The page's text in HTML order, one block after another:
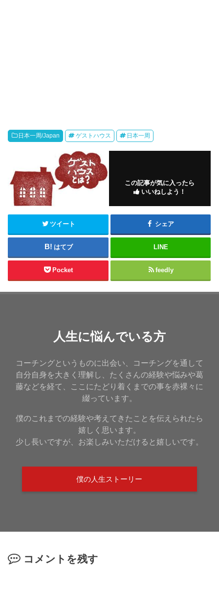
日本一周/Japan ゲストハウス 日本一周
この記事が気に入ったら
いいねしよう！
ツイート シェア
はてブ LINE
Pocket feedly
人生に悩んでいる方
コーチングというものに出会い、コーチングを通して
自分自身を大きく理解し、たくさんの経験や悩みや葛
藤などを経て、ここにたどり着くまでの事を赤裸々に
綴っています。
僕のこれまでの経験や考えてきたことを伝えられたら
嬉しく思います。
少し長いですが、お楽しみいただけると嬉しいです。
僕の人生ストーリー
コメントを残す